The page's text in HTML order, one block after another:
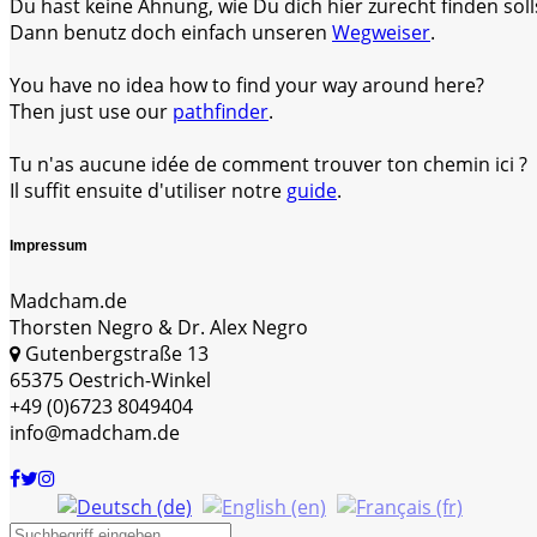
Du hast keine Ahnung, wie Du dich hier zurecht finden
Dann benutz doch einfach unseren Wegweiser.
You have no idea how to find your way around here?
Then just use our pathfinder.
Tu n'as aucune idée de comment trouver ton chemin ici ?
Il suffit ensuite d'utiliser notre guide.
Impressum
Madcham.de
Thorsten Negro & Dr. Alex Negro
Gutenbergstraße 13
65375 Oestrich-Winkel
+49 (0)6723 8049404
info@madcham.de